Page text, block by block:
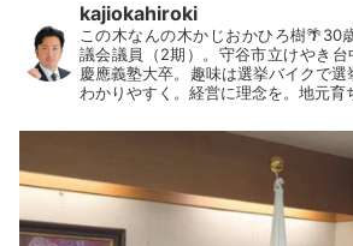
kajiokahiroki
この木なんの木かじおかひろ樹🌴30
議会議員（2期）。守谷市立けやき
慶應義塾大卒。趣味は選挙バイクで
わかりやすく。経営に理念を。地元育